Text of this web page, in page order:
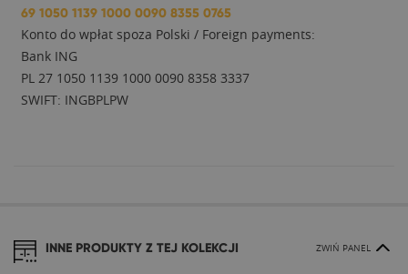
69 1050 1139 1000 0090 8355 0765
Konto do wpłat spoza Polski / Foreign payments:
Bank ING
PL 27 1050 1139 1000 0090 8358 3337
SWIFT: INGBPLPW
INNE PRODUKTY Z TEJ KOLEKCJI ZWIŃ PANEL